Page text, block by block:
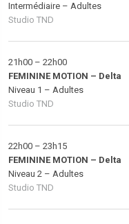
Intermédiaire – Adultes
Studio TND
21h00 – 22h00
FEMININE MOTION – Delta
Niveau 1 – Adultes
Studio TND
22h00 – 23h15
FEMININE MOTION – Delta
Niveau 2 – Adultes
Studio TND